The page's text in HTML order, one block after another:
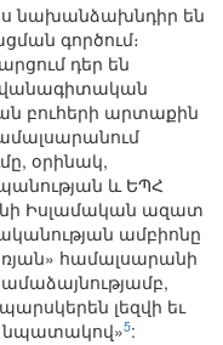
նախանձախնդիր են
գործում։
դեր են
բուհերի արտաքին
օրինակ,
և ԵՊՀ
Իսլամական ազատ
ամբիոնը
համալսարանի
լեզվի եւ
նպատակով»5: